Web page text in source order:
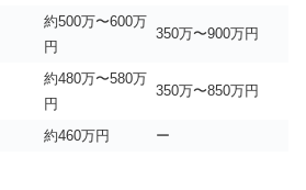
約500万〜600万
円
350万〜900万円
約480万〜580万
円
350万〜850万円
約460万円 ー